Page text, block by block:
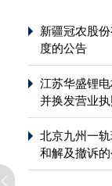
新疆冠农股
度的公告
江苏华盛锂
并换发营业
北京九州一
和解及撤诉